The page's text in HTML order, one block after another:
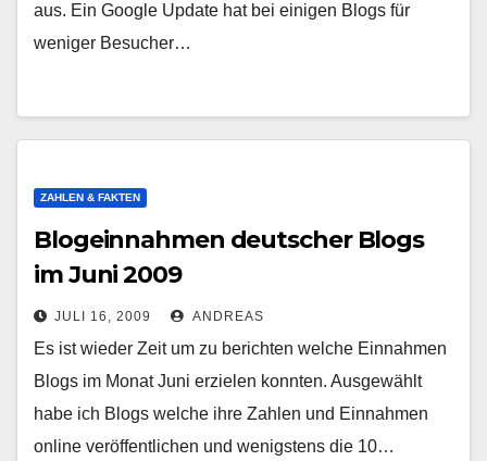
aus. Ein Google Update hat bei einigen Blogs für
weniger Besucher…
ZAHLEN & FAKTEN
Blogeinnahmen deutscher Blogs
im Juni 2009
JULI 16, 2009 ANDREAS
Es ist wieder Zeit um zu berichten welche Einnahmen
Blogs im Monat Juni erzielen konnten. Ausgewählt
habe ich Blogs welche ihre Zahlen und Einnahmen
online veröffentlichen und wenigstens die 10…